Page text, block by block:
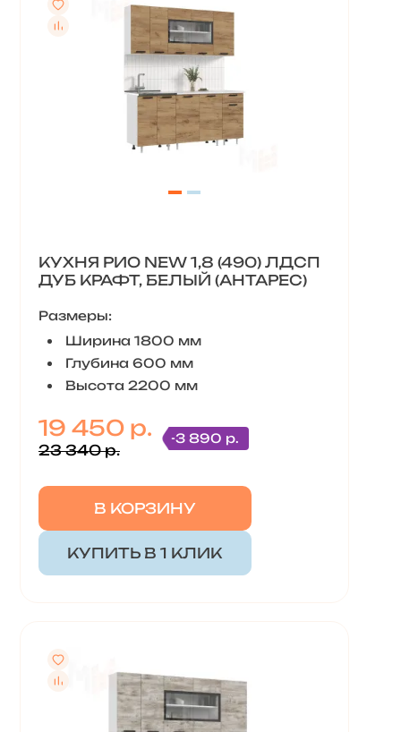
КУХНЯ РИО NEW 1,8 (490) ЛДСП
ДУБ КРАФТ, БЕЛЫЙ (АНТАРЕС)
Размеры:
Ширина 1800 мм
Глубина 600 мм
Высота 2200 мм
19 450 р.
23 340 р.
-3 890 р.
В КОРЗИНУ
КУПИТЬ В 1 КЛИК